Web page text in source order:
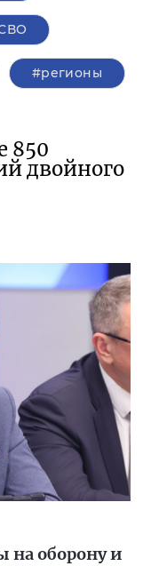
#регионы
850
двойного
на оборону и